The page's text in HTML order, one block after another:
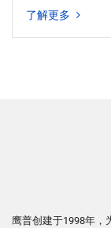
了解更多
鹰普创建于1998年，